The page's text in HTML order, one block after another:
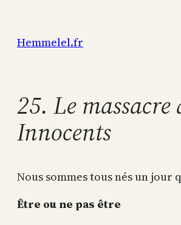
contenu
Hemmelel.fr
25. Le massacre
Innocents
Nous sommes tous nés un jour
Être ou ne pas être